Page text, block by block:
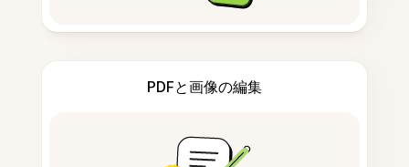
PDFと画像の編集